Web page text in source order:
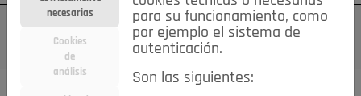
necesarias
Cookies
de
análisis
para su funcionamiento, como
por ejemplo el sistema de
autenticación.
Son las siguientes: